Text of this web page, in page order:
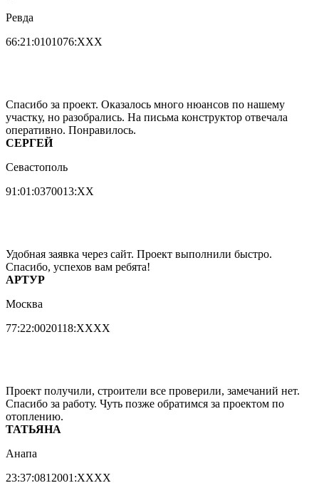
Ревда
66:21:0101076:ХХХ
Спасибо за проект. Оказалось много нюансов по нашему
участку, но разобрались. На письма конструктор отвечала
оперативно. Понравилось.
СЕРГЕЙ
Севастополь
91:01:0370013:XX
Удобная заявка через сайт. Проект выполнили быстро.
Спасибо, успехов вам ребята!
АРТУР
Москва
77:22:0020118:XXХХ
Проект получили, строители все проверили, замечаний нет.
Спасибо за работу. Чуть позже обратимся за проектом по
отоплению.
ТАТЬЯНА
Анапа
23:37:0812001:XXХХ